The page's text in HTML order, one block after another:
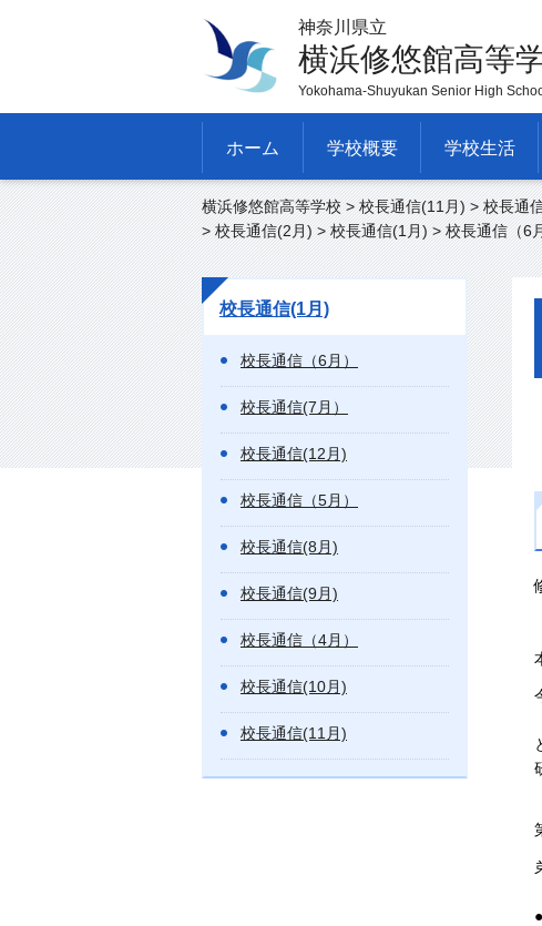
神奈川県立
横浜修悠館高等
Yokohama-Shuyukan Senior High
ホーム 学校概要 学校生活
横浜修悠館高等学校>校長通信(11月)>校長通
>校長通信(2月)>校長通信(1月)> 校長通信（6
校長通信(1月)
校長通信（6月）
校長通信(7月）
校長通信(12月)
校長通信（5月）
校長通信(8月)
校長通信(9月)
校長通信（4月）
校長通信(10月)
校長通信(11月)